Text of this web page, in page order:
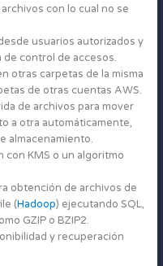
con lo cual no se
usuarios autorizados y
control de accesos.
otras carpetas de la misma
de otras cuentas AWS.
de archivos para mover
a otra automáticamente,
almacenamiento.
con KMS o un algoritmo
obtención de archivos de
(Hadoop) ejecutando SQL,
GZIP o BZIP2.
y recuperación